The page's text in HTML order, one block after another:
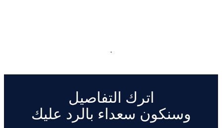
.
اترك التفاصيل
وسنكون سعداء بالرد عليك